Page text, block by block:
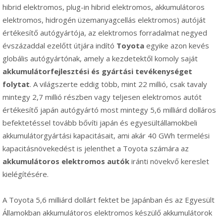
hibrid elektromos, plug-in hibrid elektromos, akkumulátoros
elektromos, hidrogén üzemanyagcellás elektromos) autóját
értékesítő autógyártója, az elektromos forradalmat negyed
évszázaddal ezelőtt útjára indító Toyota egyike azon kevés
globális autógyártónak, amely a kezdetektől komoly saját
akkumulátorfejlesztési és gyártási tevékenységet
folytat. A világszerte eddig több, mint 22 millió, csak tavaly
mintegy 2,7 millió részben vagy teljesen elektromos autót
értékesítő japán autógyártó most mintegy 5,6 milliárd dolláros
befektetéssel tovább bővíti japán és egyesültállamokbeli
akkumulátorgyártási kapacitásait, ami akár 40 GWh termelési
kapacitásnövekedést is jelenthet a Toyota számára az
akkumulátoros elektromos autók iránti növekvő kereslet
kielégítésére.
A Toyota 5,6 milliárd dollárt fektet be Japánban és az Egyesült
Államokban akkumulátoros elektromos készülő akkumulátorok